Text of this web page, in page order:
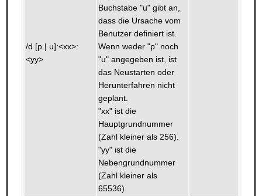
/d [p | u]:<xx>:
<yy>
Buchstabe "u" gibt an,
dass die Ursache vom
Benutzer definiert ist.
Wenn weder "p" noch
"u" angegeben ist, ist
das Neustarten oder
Herunterfahren nicht
geplant.
"xx" ist die
Hauptgrundnummer
(Zahl kleiner als 256).
"yy" ist die
Nebengrundnummer
(Zahl kleiner als
65536).